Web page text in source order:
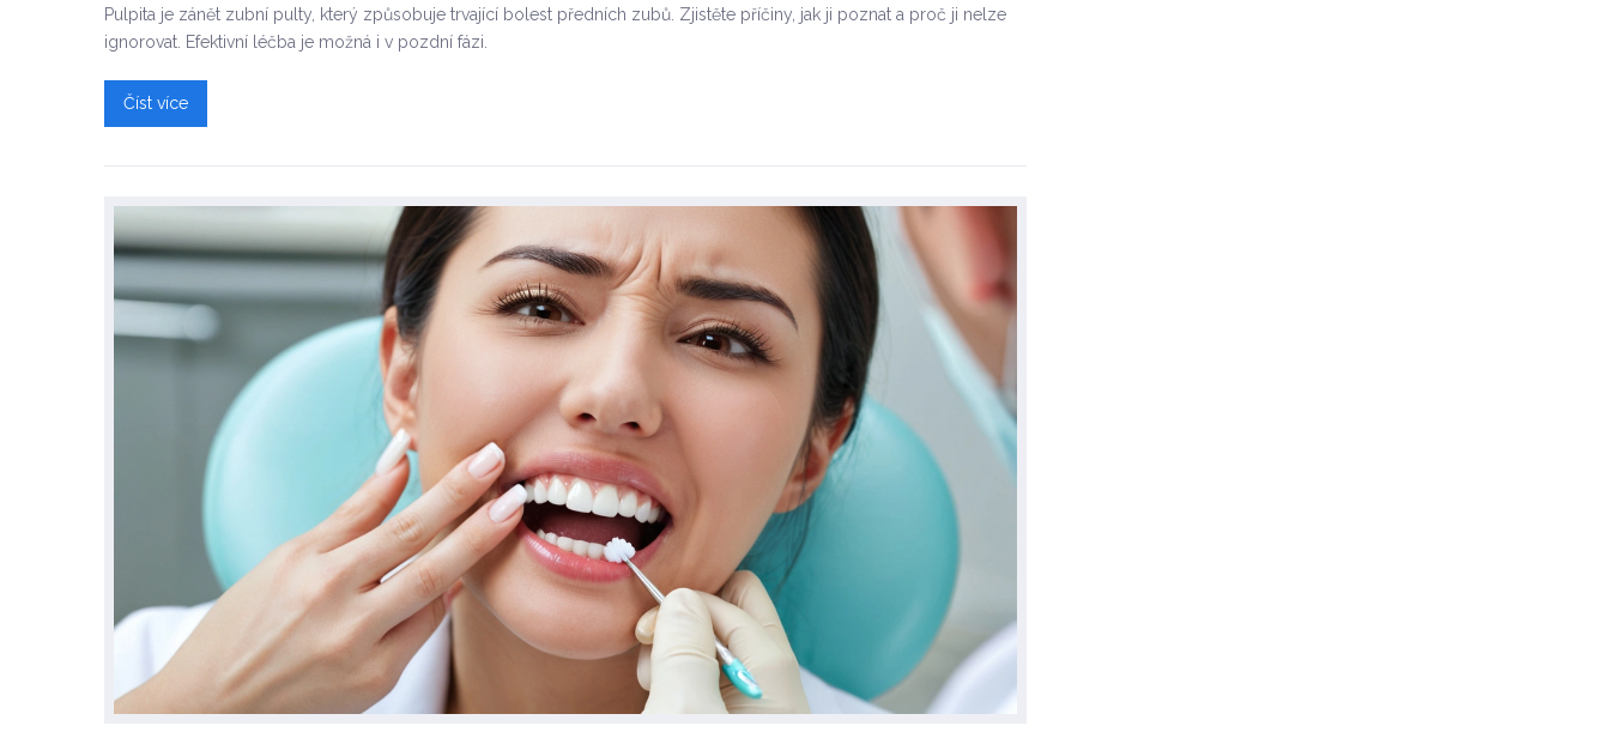
Pulpita je zánět zubní pulty, který způsobuje trvající bolest předních zubů. Zjistěte příčiny, jak ji poznat a proč ji nelze
ignorovat. Efektivní léčba je možná i v pozdní fázi.
Číst více